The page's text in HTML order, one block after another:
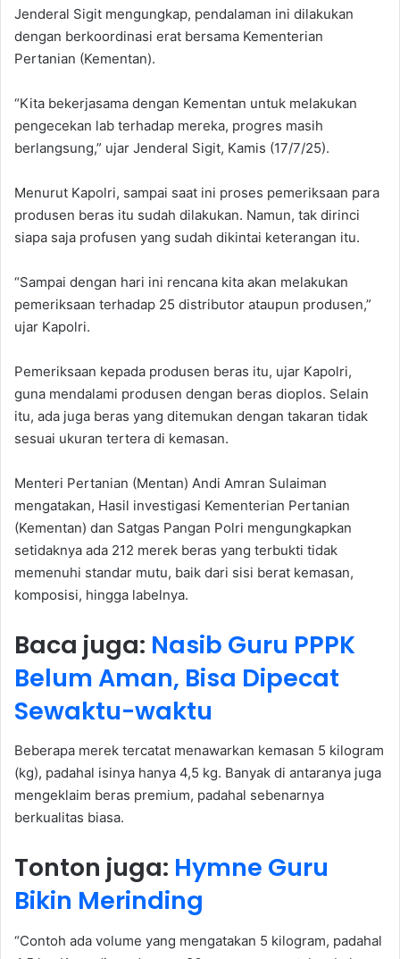
Jenderal Sigit mengungkap, pendalaman ini dilakukan
dengan berkoordinasi erat bersama Kementerian
Pertanian (Kementan).
“Kita bekerjasama dengan Kementan untuk melakukan
pengecekan lab terhadap mereka, progres masih
berlangsung,” ujar Jenderal Sigit, Kamis (17/7/25).
Menurut Kapolri, sampai saat ini proses pemeriksaan para
produsen beras itu sudah dilakukan. Namun, tak dirinci
siapa saja profusen yang sudah dikintai keterangan itu.
“Sampai dengan hari ini rencana kita akan melakukan
pemeriksaan terhadap 25 distributor ataupun produsen,”
ujar Kapolri.
Pemeriksaan kepada produsen beras itu, ujar Kapolri,
guna mendalami produsen dengan beras dioplos. Selain
itu, ada juga beras yang ditemukan dengan takaran tidak
sesuai ukuran tertera di kemasan.
Menteri Pertanian (Mentan) Andi Amran Sulaiman
mengatakan, Hasil investigasi Kementerian Pertanian
(Kementan) dan Satgas Pangan Polri mengungkapkan
setidaknya ada 212 merek beras yang terbukti tidak
memenuhi standar mutu, baik dari sisi berat kemasan,
komposisi, hingga labelnya.
Baca juga: Nasib Guru PPPK
Belum Aman, Bisa Dipecat
Sewaktu-waktu
Beberapa merek tercatat menawarkan kemasan 5 kilogram
(kg), padahal isinya hanya 4,5 kg. Banyak di antaranya juga
mengeklaim beras premium, padahal sebenarnya
berkualitas biasa.
Tonton juga: Hymne Guru
Bikin Merinding
“Contoh ada volume yang mengatakan 5 kilogram, padahal